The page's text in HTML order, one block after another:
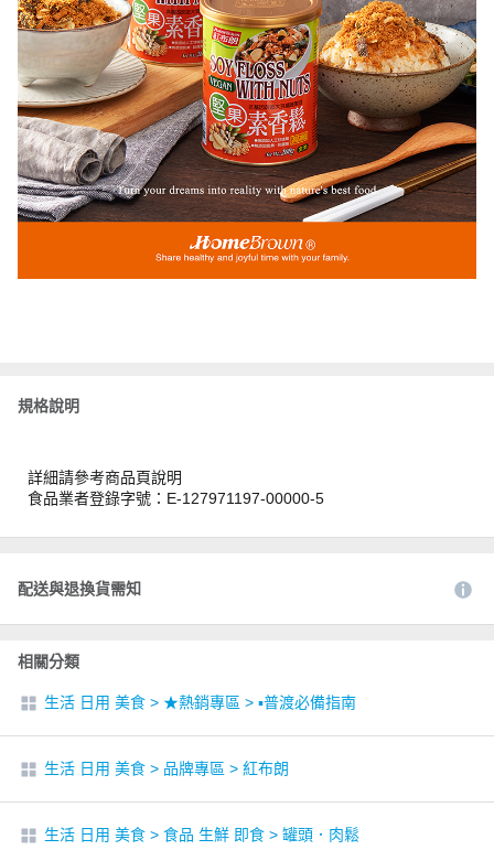
規格說明
詳細請參考商品頁說明
食品業者登錄字號：E-127971197-00000-5
配送與退換貨需知
相關分類
生活 日用 美食 > ★熱銷專區 > ▪︎普渡必備指南
生活 日用 美食 > 品牌專區 > 紅布朗
生活 日用 美食 > 食品 生鮮 即食 > 罐頭．肉鬆